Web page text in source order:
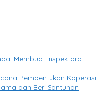
Membuat Inspektorat
Pembentukan Koperasi
dan Beri Santunan